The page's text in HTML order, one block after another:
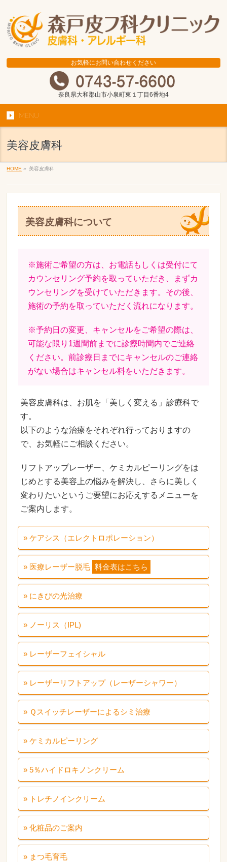
お気軽にお問い合わせください
奈良県大和郡山市小泉町東１丁目6番地4
MENU
美容皮膚科
HOME » 美容皮膚科
美容皮膚科について
※施術ご希望の方は、お電話もしくは受付にて
カウンセリング予約を取っていただき、まずカ
ウンセリングを受けていただきます。その後、
施術の予約を取っていただく流れになります。
※予約日の変更、キャンセルをご希望の際は、
可能な限り1週間前までに診療時間内でご連絡
ください。前診療日までにキャンセルのご連絡
がない場合はキャンセル料をいただきます。
美容皮膚科は、お肌を「美しく変える」診療科で
す。
以下のような治療をそれぞれ行っておりますの
で、お気軽にご相談ください。
リフトアップレーザー、ケミカルピーリングをは
じめとする美容上の悩みを解決し、さらに美しく
変わりたいというご要望にお応えするメニューを
ご案内します。
» ケアシス（エレクトロポレーション）
» 医療レーザー脱毛 料金表はこちら
» にきびの光治療
» ノーリス（IPL)
» レーザーフェイシャル
» レーザーリフトアップ（レーザーシャワー）
» Ｑスイッチレーザーによるシミ治療
» ケミカルピーリング
» 5％ハイドロキノンクリーム
» トレチノインクリーム
» 化粧品のご案内
» まつ毛育毛